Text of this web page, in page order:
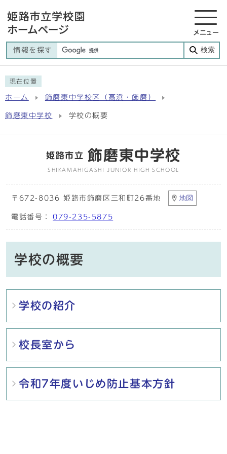
メニュー
情報を探す 検索
現在位置
ホーム 飾磨東中学校区（高浜・飾磨）
飾磨東中学校 学校の概要
姫路市立 飾磨東中学校
SHIKAMAHIGASHI JUNIOR HIGH SCHOOL
〒672-8036 姫路市飾磨区三和町26番地 地図
電話番号： 079-235-5875
学校の概要
メインメニュー
学校の紹介
校長室から
令和7年度いじめ防止基本方針